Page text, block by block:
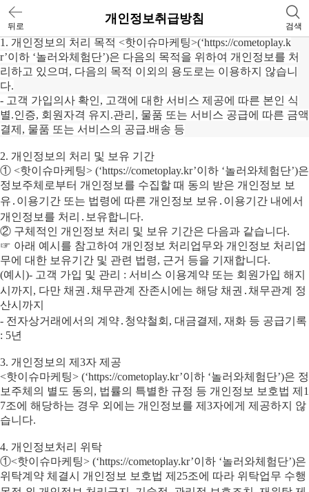
뒤로
개인정보취급방침
검색
1. 개인정보의 처리 목적 <핫이슈마케팅>(‘https://cometoplay.k
r’이하 ‘놀러와체험단’)은 다음의 목적을 위하여 개인정보를 처
리하고 있으며, 다음의 목적 이외의 용도로는 이용하지 않습니
다.
- 고객 가입의사 확인, 고객에 대한 서비스 제공에 따른 본인 식
별.인증, 회원자격 유지.관리, 물품 또는 서비스 공급에 따른 금액
결제, 물품 또는 서비스의 공급.배송 등
2. 개인정보의 처리 및 보유 기간
① <핫이슈마케팅> (‘https://cometoplay.kr’이하 ‘놀러와체험단’)은
정보주체로부터 개인정보를 수집할 때 동의 받은 개인정보 보
유․이용기간 또는 법령에 따른 개인정보 보유․이용기간 내에서
개인정보를 처리․보유합니다.
② 구체적인 개인정보 처리 및 보유 기간은 다음과 같습니다.
☞ 아래 예시를 참고하여 개인정보 처리업무와 개인정보 처리업
무에 대한 보유기간 및 관련 법령, 근거 등을 기재합니다.
(예시)- 고객 가입 및 관리 : 서비스 이용계약 또는 회원가입 해지
시까지, 다만 채권․채무관계 잔존시에는 해당 채권․채무관계 정
산시까지
- 전자상거래에서의 계약․청약철회, 대금결제, 재화 등 공급기록
: 5년
3. 개인정보의 제3자 제공
<핫이슈마케팅> (‘https://cometoplay.kr’이하 ‘놀러와체험단’)은 정
보주체의 별도 동의, 법률의 특별한 규정 등 개인정보 보호법 제1
7조에 해당하는 경우 외에는 개인정보를 제3자에게 제공하지 않
습니다.
4. 개인정보처리 위탁
①<핫이슈마케팅> (‘https://cometoplay.kr’이하 ‘놀러와체험단’)은
위탁계약 체결시 개인정보 보호법 제25조에 따라 위탁업무 수행